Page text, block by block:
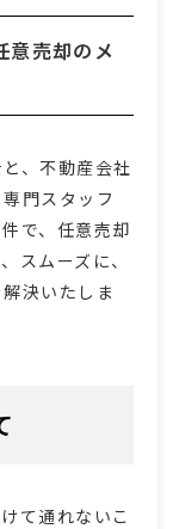
意売却のメ
、不動産会社
門スタッフ
で、任意売却
スムーズに、
決いたしま
て通れないこ